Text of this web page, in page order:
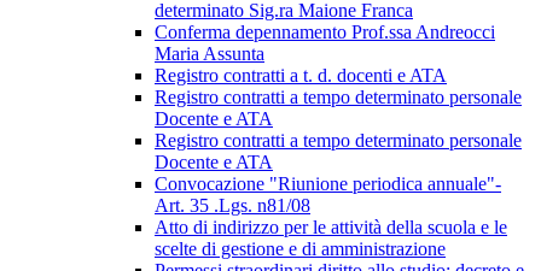
determinato Sig.ra Maione Franca
Conferma depennamento Prof.ssa Andreocci
Maria Assunta
Registro contratti a t. d. docenti e ATA
Registro contratti a tempo determinato personale
Docente e ATA
Registro contratti a tempo determinato personale
Docente e ATA
Convocazione "Riunione periodica annuale"-
Art. 35 .Lgs. n81/08
Atto di indirizzo per le attività della scuola e le
scelte di gestione e di amministrazione